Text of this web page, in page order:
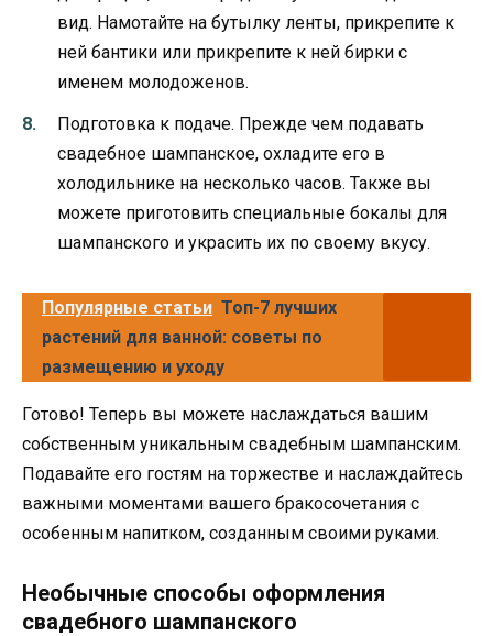
вид. Намотайте на бутылку ленты, прикрепите к
ней бантики или прикрепите к ней бирки с
именем молодоженов.
Подготовка к подаче. Прежде чем подавать
свадебное шампанское, охладите его в
холодильнике на несколько часов. Также вы
можете приготовить специальные бокалы для
шампанского и украсить их по своему вкусу.
Популярные статьи Топ-7 лучших
растений для ванной: советы по
размещению и уходу
Готово! Теперь вы можете наслаждаться вашим
собственным уникальным свадебным шампанским.
Подавайте его гостям на торжестве и наслаждайтесь
важными моментами вашего бракосочетания с
особенным напитком, созданным своими руками.
Необычные способы оформления
свадебного шампанского